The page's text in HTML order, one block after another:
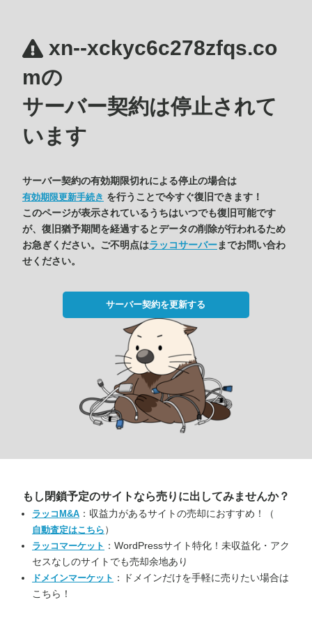
xn--xckyc6c278zfqs.co
mの
サーバー契約は停止されて
います
サーバー契約の有効期限切れによる停止の場合は
有効期限更新手続き を行うことで今すぐ復旧できます！
このページが表示されているうちはいつでも復旧可能です
が、復旧猶予期間を経過するとデータの削除が行われるため
お急ぎください。ご不明点はラッコサーバーまでお問い合わ
せください。
サーバー契約を更新する
もし閉鎖予定のサイトなら売りに出してみませんか？
ラッコM&A ：収益力があるサイトの売却におすすめ！（
自動査定はこちら ）
ラッコマーケット ：WordPressサイト特化！未収益化・アク
セスなしのサイトでも売却余地あり
ドメインマーケット ：ドメインだけを手軽に売りたい場合は
こちら！